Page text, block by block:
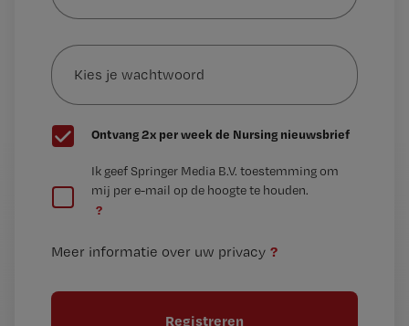
mailadres?
Kies
je
wachtwoord
G
e
t
Ontvang 2x per week de Nursing nieuwsbrief
e
t
Ik geef Springer Media B.V. toestemming om
mij per e-mail op de hoogte te houden.
?
Meer informatie over uw privacy ?